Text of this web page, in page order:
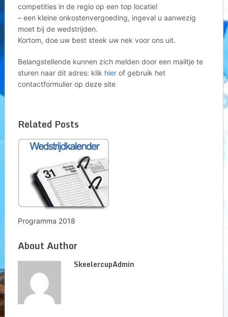
competities in de regio op een top locatie!
– een kleine onkostenvergoeding, ingeval u aanwezig
moet bij de wedstrijden.
Kortom, doe uw best steek uw nek voor ons uit.
Belangstellende kunnen zich melden door een mailtje te
sturen naar dit adres: klik hierof gebruik het
contactformulier op deze site
Related Posts
Programma 2018
About Author
SkeelercupAdmin